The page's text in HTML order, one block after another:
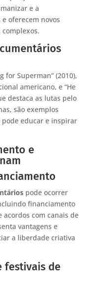
e a
oferecem novos
for Superman” (2010),
americano, e “He
destaca as lutas pelo
são exemplos
pode educar e inspirar
e
pode ocorrer
financiamento
acordos com canais de
vantagens e
a liberdade criativa
festivais de